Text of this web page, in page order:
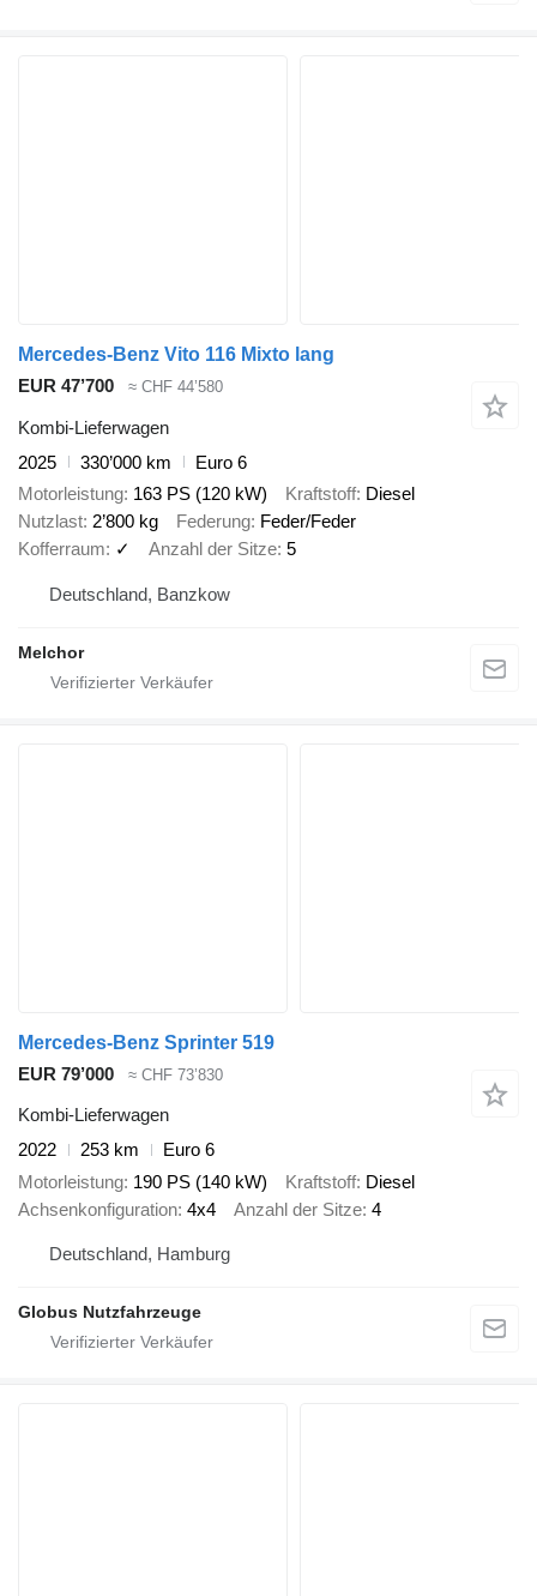
Mercedes-Benz Vito 116 Mixto lang
EUR 47’700
≈ CHF 44’580
Kombi-Lieferwagen
2025
330’000 km
Euro 6
Motorleistung 163 PS (120 kW) Kraftstoff Diesel
Nutzlast 2’800 kg Federung Feder/Feder
Kofferraum
✓ Anzahl der Sitze 5
Deutschland, Banzkow
Melchor
Mercedes-Benz Sprinter 519
EUR 79’000
≈ CHF 73’830
Kombi-Lieferwagen
2022
253 km
Euro 6
Motorleistung 190 PS (140 kW) Kraftstoff Diesel
Achsenkonfiguration 4x4 Anzahl der Sitze 4
Deutschland, Hamburg
Globus Nutzfahrzeuge